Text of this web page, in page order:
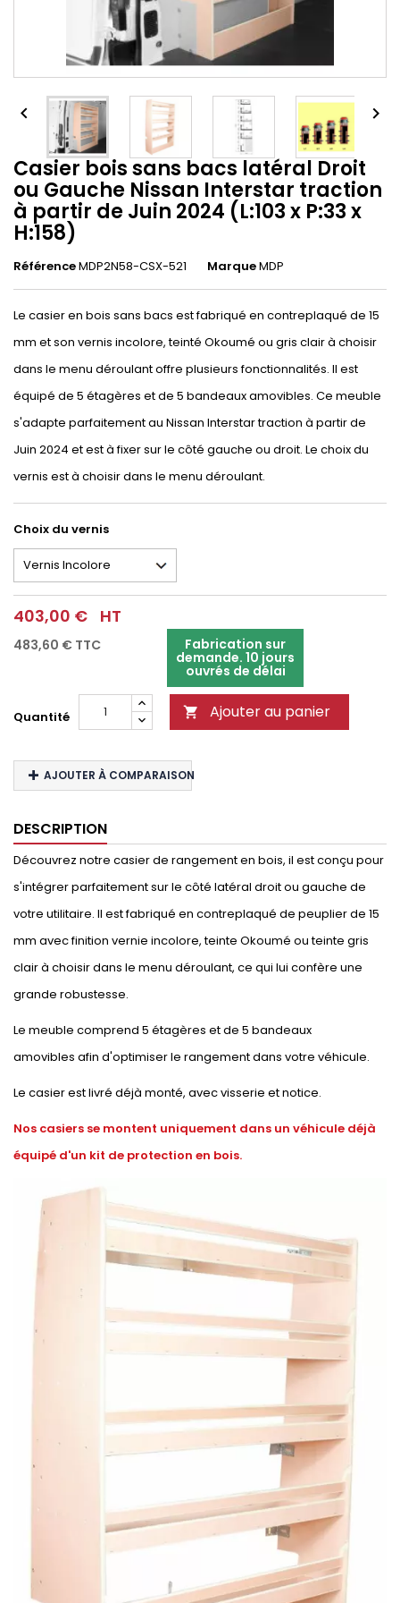
 
Casier bois sans bacs latéral Droit
ou Gauche Nissan Interstar traction
à partir de Juin 2024 (L:103 x P:33 x
H:158)
RéférenceMDP2N58-CSX-521 MarqueMDP
Le casier en bois sans bacs est fabriqué en contreplaqué de 15
mm et son vernis incolore, teinté Okoumé ou gris clair à choisir
dans le menu déroulant offre plusieurs fonctionnalités. Il est
équipé de 5 étagères et de 5 bandeaux amovibles. Ce meuble
s'adapte parfaitement au Nissan Interstar traction à partir de
Juin 2024 et est à fixer sur le côté gauche ou droit. Le choix du
vernis est à choisir dans le menu déroulant.
Choix du vernis
403,00 € HT
483,60 € TTC Fabrication sur
demande. 10 jours
ouvrés de délai
Quantité  Ajouter au panier
AJOUTER À COMPARAISON
DESCRIPTION
Découvrez notre casier de rangement en bois, il est conçu pour
s'intégrer parfaitement sur le côté latéral droit ou gauche de
votre utilitaire. Il est fabriqué en contreplaqué de peuplier de 15
mm avec finition vernie incolore, teinte Okoumé ou teinte gris
clair à choisir dans le menu déroulant, ce qui lui confère une
grande robustesse.
Le meuble comprend 5 étagères et de 5 bandeaux
amovibles afin d'optimiser le rangement dans votre véhicule.
Le casier est livré déjà monté, avec visserie et notice.
Nos casiers se montent uniquement dans un véhicule déjà
équipé d'un kit de protection en bois.